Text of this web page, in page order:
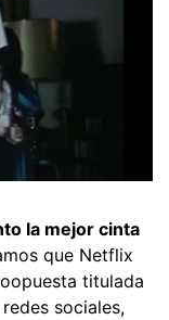
la mejor cinta
que Netflix
titulada
redes sociales,